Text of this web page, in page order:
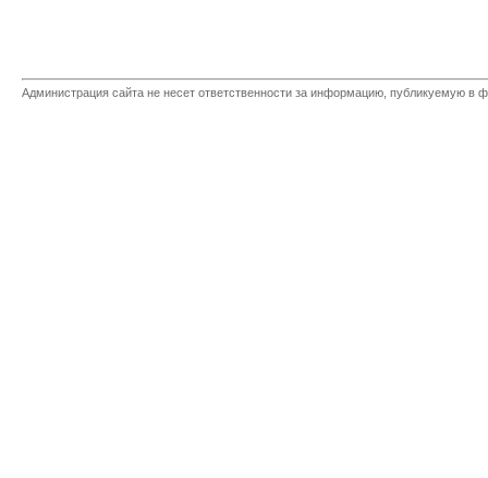
Администрация сайта не несет ответственности за информацию, публикуемую